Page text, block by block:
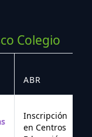
Colegio
ABR
Inscripción
en Centros